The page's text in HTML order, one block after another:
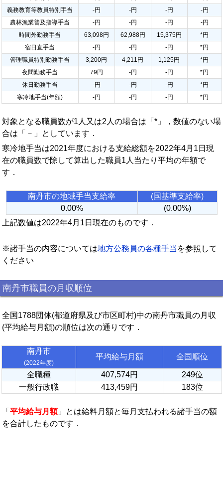
義務教育等教員特別手当
-円 -円 -円
-円
農林漁業普及指導手当
-円 -円 -円
-円
時間外勤務手当
63,098円 62,988円 15,375円
*円
宿日直手当
-円 -円 -円
*円
管理職員特別勤務手当
3,200円 4,211円 1,125円
*円
夜間勤務手当
79円 -円 -円
*円
休日勤務手当
-円 -円 -円
*円
寒冷地手当(年額)
-円 -円 -円 *円
対象となる職員数が1人又は2人の場合は「*」，数値のない場
合は「－」としています．
寒冷地手当は2021年度における支給総額を2022年4月1日現
在の職員数で除して算出した職員1人当たり平均の年額で
す．
南丹市の地域手当支給率
(国基準支給率)
0.00%
(0.00%)
上記数値は2022年4月1日現在のものです．
※諸手当の内容については地方公務員の各種手当 を参照して
ください
南丹市職員の月収順位
全国1788団体(都道府県及び市区町村)中の南丹市職員の月収
(平均給与月額)の順位は次の通りです．
南丹市
(2022年度)
平均給与月額 全国順位
全職種 407,574円
249位
一般行政職
413,459円 183位
「 平均給与月額」とは給料月額と毎月支払われる諸手当の額
を合計したものです．